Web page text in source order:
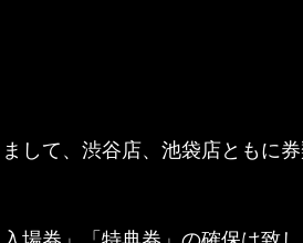
して、渋谷店、池袋店ともに